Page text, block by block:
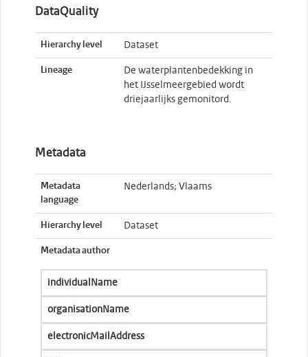
DataQuality
Hierarchy level Dataset
Lineage
De waterplantenbedekking in
het IJsselmeergebied wordt
driejaarlijks gemonitord.
Metadata
Metadata
language
Nederlands; Vlaams
Hierarchy level Dataset
Metadata author
individualName
organisationName
electronicMailAddress